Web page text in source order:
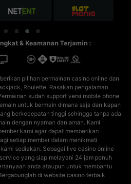
& Keamanan Terjamin :
pilihan permainan casino online dan
Roulette. Rasakan pengalaman
sudah support versi mobile phone
untuk bermain dimana saja dan kapan
berkecepatan tinggi sehingga tanpa ada
dengan nyaman dan aman. Kami
kami agar dapat memberikan
setiap member dalam menikmati
sediakan. Sebagai live casino online
yang siap melayani 24 jam penuh
anda ataupun untuk membantu
di website casino terbaik